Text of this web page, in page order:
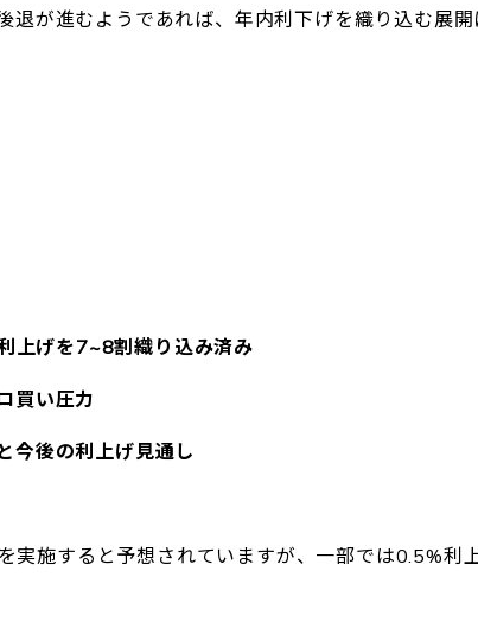
退が進むようであれば、年内利下げを織り込む展
上げを7~8割織り込み済み
買い圧力
今後の利上げ見通し
実施すると予想されていますが、一部では0.5%利